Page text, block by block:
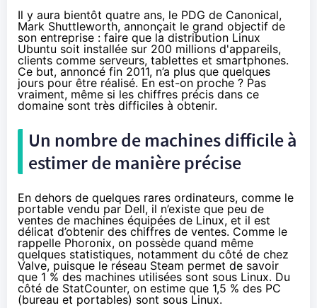
Il y aura bientôt quatre ans, le PDG de Canonical,
Mark Shuttleworth, annonçait le grand objectif de
son entreprise : faire que la distribution Linux
Ubuntu soit installée sur 200 millions d'appareils,
clients comme serveurs, tablettes et smartphones.
Ce but, annoncé fin 2011, n’a plus que quelques
jours pour être réalisé. En est-on proche ? Pas
vraiment, même si les chiffres précis dans ce
domaine sont très difficiles à obtenir.
Un nombre de machines difficile à
estimer de manière précise
En dehors de quelques rares ordinateurs, comme le
portable vendu par Dell, il n’existe que peu de
ventes de machines équipées de Linux, et il est
délicat d’obtenir des chiffres de ventes. Comme le
rappelle Phoronix, on possède quand même
quelques statistiques, notamment du côté de chez
Valve, puisque le réseau Steam permet de savoir
que 1 % des machines utilisées sont sous Linux. Du
côté de StatCounter, on estime que 1,5 % des PC
(bureau et portables) sont sous Linux.